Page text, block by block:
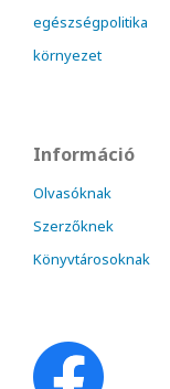
egészségpolitika
környezet
Információ
Olvasóknak
Szerzőknek
Könyvtárosoknak